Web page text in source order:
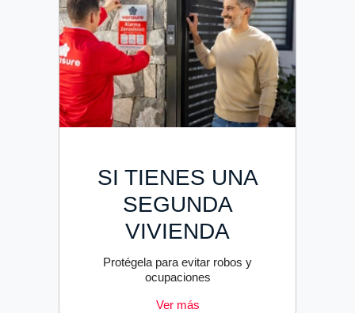
SI TIENES UNA
SEGUNDA
VIVIENDA
Protégela para evitar robos y
ocupaciones
Ver más